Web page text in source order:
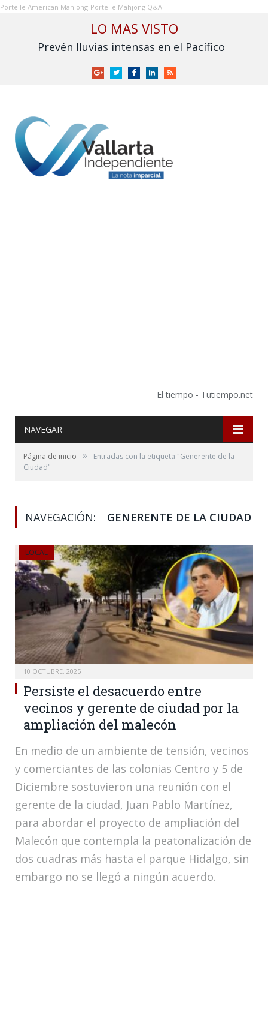
Portelle American Mahjong Portelle Mahjong Q&A
LO MAS VISTO
Prevén lluvias intensas en el Pacífico
GoogleTwitterFacebookLinkedInRSS
El tiempo - Tutiempo.net
NAVEGAR
Página de inicio »
Entradas con la etiqueta "Generente de la
Ciudad"
NAVEGACIÓN: GENERENTE DE LA CIUDAD
LOCAL
10 OCTUBRE, 2025
Persiste el desacuerdo entre
vecinos y gerente de ciudad por la
ampliación del malecón
En medio de un ambiente de tensión, vecinos
y comerciantes de las colonias Centro y 5 de
Diciembre sostuvieron una reunión con el
gerente de la ciudad, Juan Pablo Martínez,
para abordar el proyecto de ampliación del
Malecón que contempla la peatonalización de
dos cuadras más hasta el parque Hidalgo, sin
embargo no se llegó a ningún acuerdo.